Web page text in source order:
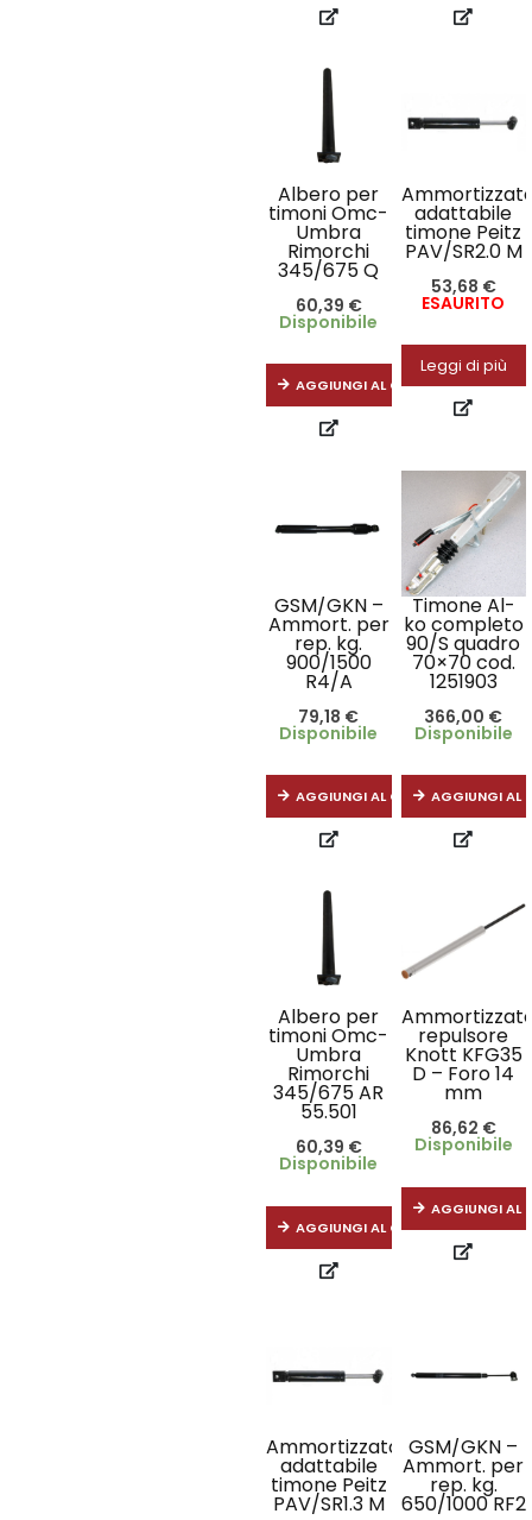
Albero per
timoni Omc-
Umbra
Rimorchi
345/675 Q
60,39 €
Disponibile
AGGIUNGI AL CARRELLO
adattabile
timone Peitz
PAV/SR2.0 M
53,68 €
ESAURITO
Leggi di più
GSM/GKN –
Ammort. per
rep. kg.
900/1500
R4/A
79,18 €
Disponibile
AGGIUNGI AL CARRELLO
Timone Al-
ko completo
90/S quadro
70×70 cod.
1251903
366,00 €
Disponibile
AGGIUNGI AL
Albero per
timoni Omc-
Umbra
Rimorchi
345/675 AR
55.501
60,39 €
Disponibile
AGGIUNGI AL CARRELLO
repulsore
Knott KFG35
D – Foro 14
mm
86,62 €
Disponibile
AGGIUNGI AL
Ammortizzatore
adattabile
timone Peitz
PAV/SR1.3 M
GSM/GKN –
Ammort. per
rep. kg.
650/1000 RF2